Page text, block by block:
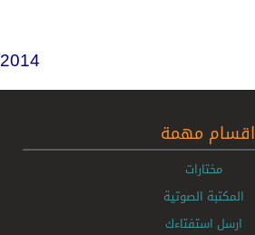
اقسام مهمة
مختارات
المكتبة الصوتية
ارسل استفتاءك